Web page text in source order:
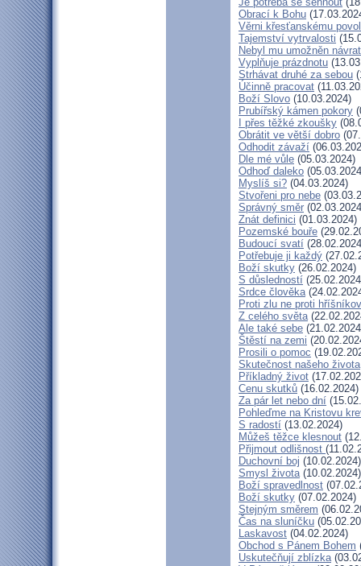
Obrací k Bohu
Věrni křesťanskému
Tajemství vytrvalosti
Nebyl mu umožněn návrat
Vyplňuje prázdnotu
Strhávat druhé za sebou
Účinně pracovat
Boží Slovo (10.03.2024)
Prubířský kámen pokory
I přes těžké zkoušky
Obrátit ve větší dobro
Odhodit závaží
Dle mé vůle (05.03.2024)
Odhoď daleko
Myslíš si? (04.03.2024)
Stvořeni pro nebe
Správný směr
Znát definici (01.03.2024)
Pozemské bouře
Budoucí svatí
Potřebuje ji každý
Boží skutky (26.02.2024)
S důsledností
Srdce člověka
Proti zlu ne proti
Z celého světa
Ale také sebe
Štěstí na zemi
Prosili o pomoc
Skutečnost našeho života
Příkladný život
Cenu skutků (16.02.2024)
Za pár let nebo dní
Pohleďme na Kristovu
S radostí (13.02.2024)
Můžeš těžce klesnout
Přijmout odlišnost
Duchovní boj (10.02.2024)
Smysl života(10.02.2024)
Boží spravedlnost
Boží skutky (07.02.2024)
Stejným směrem
Čas na sluníčku
Laskavost (04.02.2024)
Obchod s Pánem Bohem
Uskutečňují zblízka